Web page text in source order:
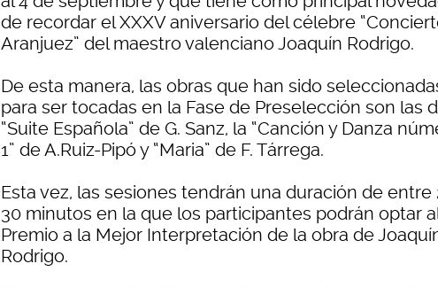
de recordar el XXXV aniversario del célebre
Aranjuez” del maestro valenciano Joaquín Rodrigo.
De esta manera, las obras que han sido
para ser tocadas en la Fase de Preselección son las
“Suite Española” de G. Sanz, la “Canción y Danza
1” de A.Ruiz-Pipó y “Maria” de F. Tárrega.
Esta vez, las sesiones tendrán una duración de entre
30 minutos en la que los participantes podrán optar
Premio a la Mejor Interpretación de la obra de
Rodrigo.